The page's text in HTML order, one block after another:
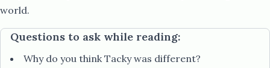
world.​​​​‌ ‍ ​‍​‍‌‍ ‌ ​‍‌‍‍‌‌‍‌ ‌‍‍‌‌‍ ‍​‍​‍​ ‍‍​‍​‍‌ ​ ‌‍​‌‌‍ ‍‌‍‍‌‌ ‌​‌ ‍‌​‍ ‍‌‍‍‌‌‍ ​‍​‍​‍ ​​‍​‍‌‍‍​‌ ​‍‌‍‌‌‌‍‌‍​‍​‍​ ‍‍​‍​‍‌‍‍​‌ ‌​‌ ‌​‌ ​​‌ ​ ​ ‍‍​‍ ​‍ ‌ ​​‌‍‍‌‌‍​ ‌ ‌​‌ ‌‌‌ ​‍‌‍‌‌‌‍​‍‌‍ ‌‍ ‌‍‍ ‌ ​‍‌‍‌‌‌ ‌‍‌‍‍‌‌‍‌‌‌ ‌ ​‍ ‍‌ ​ ‌‍​‌‌‍ ‍‌‍‍‌‌ ‌​‌ ‍‌​‍ ‍‌ ​ ‌ ‌​‌ ‌‌‌‍‌​‌‍‍‌‌‍ ​‍ ‌‍‍‌‌‍ ‍‌ ‌​‌‍‌‌‌‍ ‍‌ ‌​​‍ ‌‍‌‌‌‍‌​‌‍‍‌‌ ‌​​‍ ‌‍ ‌‌‍ ‌‍‌​‌‍‌‌​ ‌‌ ​​‌ ​‍‌‍‌‌‌ ​ ‌‍‌‌‌‍ ‍‌ ‌​‌‍​‌‌ ‌​‌‍‍‌‌‍ ‌‍ ‍​ ‍ ‌‍‍‌‌‍‌​​ ‌‌‍ ‌‌​ ‌ ‌‍​ ‍‌​ ​‍‌ ​ ‌​ ​‌‌‍‌‌ ​​‌ ​ ‌‌‌ ‌‍‌‍​ ‌‌‌ ​‍​ ‌‍‌‌‌​‌​‍ ‌ ‍​‌ ​ ‌ ​‍‌ ‍​‌​‍‍​ ‍ ‌ ‌​‌ ‍‌‌ ​​‌‍‌‌​ ‌‌ ​‍‌‍‌‌‌ ‌‍‌‍‍‌‌‍‌‌‌ ‌ ​ ‍ ‌ ​​‌‍​‌‌ ‌​‌‍‍​​ ‌‌‍​‍‌‍ ‌‍‌​‌ ‍‌​‍‌‌​ ‌‌‌​​‍‌‌ ‌‍‍ ‌‍‌‌‌ ‍‌​‍‌‌​ ​ ‌​‌​​‍‌‌​ ​ ‌​‌​​‍‌‌​ ​‍​ ​‍‌‍​‍‌‍ ​‌‍ ‌‍​ ‌‍‍ ​ ‌​​‍‌‌​ ​‍​ ​‍​‍‌‌​ ‌‌‌​‌​​‍ ‍‌‍​ ‌‍‍​‌‍‍‌‌‍ ​‌‍‌​‌ ​‍‌‍‌‌‌‍ ‍​‍‌‌​ ‌‌‌​​‍‌‌ ‌‍‍ ‌‍‌‌‌ ‍‌​‍‌‌​ ​ ‌​‌​​‍‌‌​ ​ ‌​‌​​‍‌‌​ ​‍​ ​‍‌ ​ ‌ ​​‌‍​‌‌‍ ‍​ ​‌​ ‌ ​ ‌ ​ ​​​ ​‍​ ‌​​ ‍‌​ ​‍​ ​ ​ ‍‌​ ‍​​ ‌​​ ​‌​ ​​​‍ ‍​ ​ ​ ​‍​ ​ ​ ​​​ ‌ ​ ​​​ ‌‌​ ‍‌​ ‍​​ ‌ ​ ‌ ​ ​​​ ‍‌​ ​‌​ ​‌​ ​​​ ‌​​‍‌‌​ ​‍​ ​‍​‍‌‌​ ‌‌‌​‌​​‍ ‍‌ ‌​‌‍‌‌‌ ‍​‌ ‌​​ ‌‍​‍‌‍​‌‌ ​ ‌‍‌‌‌‌‌‌‌ ​‍‌‍ ​​ ‌‌‍‍​‌ ‌​‌ ‌​‌ ​​‌ ​ ​‍‌‌​ ​ ‌​​‌​‍‌‌​ ​‍‌​‌‍​‍‌‌​ ​‍‌​‌‍‌ ​​‌‍‍‌‌‍​ ‌ ‌​‌ ‌‌‌ ​‍‌‍‌‌‌‍​‍‌‍ ‌‍ ‌‍‍ ‌ ​‍‌‍‌‌‌ ‌‍‌‍‍‌‌‍‌‌‌ ‌ ​‍ ‍‌ ​ ‌‍​‌‌‍ ‍‌‍‍‌‌ ‌​‌ ‍‌​‍ ‍‌ ​ ‌ ‌​‌ ‌‌‌‍‌​‌‍‍‌‌‍ ​‍‌‍‌‍‍‌‌‍‌​​ ‌‌‍ ‌‌​ ‌ ‌‍​ ‍‌​ ​‍‌ ​ ‌​ ​‌‌‍‌‌ ​​‌ ​ ‌‌‌ ‌‍‌‍​ ‌‌‌ ​‍​ ‌‍‌‌‌​‌​‍ ‌ ‍​‌ ​ ‌ ​‍‌ ‍​‌​‍‍​‍‌‍‌ ‌​‌ ‍‌‌ ​​‌‍‌‌​ ‌‌ ​‍‌‍‌‌‌ ‌‍‌‍‍‌‌‍‌‌‌ ‌ ​‍‌‍‌ ​​‌‍​‌‌ ‌​‌‍‍​​ ‌‌‍​‍‌‍ ‌‍‌​‌ ‍‌​‍‌‌​ ‌‌‌​​‍‌‌ ‌‍‍ ‌‍‌‌‌ ‍‌​‍‌‌​ ​ ‌​‌​​‍‌‌​ ​ ‌​‌​​‍‌‌​ ​‍​ ​‍‌‍​‍‌‍ ​‌‍ ‌‍​ ‌‍‍ ​ ‌​​‍‌‌​ ​‍​ ​‍​‍‌‌​ ‌‌‌​‌​​‍ ‍‌‍​ ‌‍‍​‌‍‍‌‌‍ ​‌‍‌​‌ ​‍‌‍‌‌‌‍ ‍​‍‌‌​ ‌‌‌​​‍‌‌ ‌‍‍ ‌‍‌‌‌ ‍‌​‍‌‌​ ​ ‌​‌​​‍‌‌​ ​ ‌​‌​​‍‌‌​ ​‍​ ​‍‌ ​ ‌ ​​‌‍​‌‌‍ ‍​ ​‌​ ‌ ​ ‌ ​ ​​​ ​‍​ ‌​​ ‍‌​ ​‍​ ​ ​ ‍‌​ ‍​​ ‌​​ ​‌​ ​​​‍ ‍​ ​ ​ ​‍​ ​ ​ ​​​ ‌ ​ ​​​ ‌‌​ ‍‌​ ‍​​ ‌ ​ ‌ ​ ​​​ ‍‌​ ​‌​ ​‌​ ​​​ ‌​​‍‌‌​ ​‍​ ​‍​‍‌‌​ ‌‌‌​‌​​‍ ‍‌ ‌​‌‍‌‌‌ ‍​‌ ‌​​‍‌‍‌ ​​‌‍‌‌‌ ​‍‌ ​ ‌ ​​‌‍‌‌‌‍​ ‌ ‌​‌‍‍‌‌ ‌‍‌‍‌‌​ ‌‌ ​​‌ ‌‌‌‍​‍‌‍ ​‌‍‍‌‌ ​ ‌‍‍​‌‍‌‌‌‍‌​​‍​‍‌ ‌
Questions to ask while reading:
Why do you think Tacky was different?​​​​‌ ‍ ​‍​‍‌‍ ‌ ​‍‌‍‍‌‌‍‌ ‌‍‍‌‌‍ ‍​‍​‍​ ‍‍​‍​‍‌ ​ ‌‍​‌‌‍ ‍‌‍‍‌‌ ‌​‌ ‍‌​‍ ‍‌‍‍‌‌‍ ​‍​‍​‍ ​​‍​‍‌‍‍​‌ ​‍‌‍‌‌‌‍‌‍​‍​‍​ ‍‍​‍​‍‌‍‍​‌ ‌​‌ ‌​‌ ​​‌ ​ ​ ‍‍​‍ ​‍ ‌ ​​‌‍‍‌‌‍​ ‌ ‌​‌ ‌‌‌ ​‍‌‍‌‌‌‍​‍‌‍ ‌‍ ‌‍‍ ‌ ​‍‌‍‌‌‌ ‌‍‌‍‍‌‌‍‌‌‌ ‌ ​‍ ‍‌ ​ ‌‍​‌‌‍ ‍‌‍‍‌‌ ‌​‌ ‍‌​‍ ‍‌ ​ ‌ ‌​‌ ‌‌‌‍‌​‌‍‍‌‌‍ ​‍ ‌‍‍‌‌‍ ‍‌ ‌​‌‍‌‌‌‍ ‍‌ ‌​​‍ ‌‍‌‌‌‍‌​‌‍‍‌‌ ‌​​‍ ‌‍ ‌‌‍ ‌‍‌​‌‍‌‌​ ‌‌ ​​‌ ​‍‌‍‌‌‌ ​ ‌‍‌‌‌‍ ‍‌ ‌​‌‍​‌‌ ‌​‌‍‍‌‌‍ ‌‍ ‍​ ‍ ‌‍‍‌‌‍‌​​ ‌‌‍ ‌‌​ ‌ ‌‍​ ‍‌​ ​‍‌ ​ ‌​ ​‌‌‍‌‌ ​​‌ ​ ‌‌‌ ‌‍‌‍​ ‌‌‌ ​‍​ ‌‍‌‌‌​‌​‍ ‌ ‍​‌ ​ ‌ ​‍‌ ‍​‌​‍‍​ ‍ ‌ ‌​‌ ‍‌‌ ​​‌‍‌‌​ ‌‌ ​‍‌‍‌‌‌ ‌‍‌‍‍‌‌‍‌‌‌ ‌ ​ ‍ ‌ ​​‌‍​‌‌ ‌​‌‍‍​​ ‌‌‍​‍‌‍ ‌‍‌​‌ ‍‌​‍‌‌​ ‌‌‌​​‍‌‌ ‌‍‍ ‌‍‌‌‌ ‍‌​‍‌‌​ ​ ‌​‌​​‍‌‌​ ​ ‌​‌​​‍‌‌​ ​‍​ ​‍‌ ​‍‌‍‌‌‌‍​‌‌‍‌​‌‍‍‌‌‍ ‍‌‍‌ ‌‌​‌‌ ‌‌‌‍‌‌‌ ​ ‌ ‌​‌‍‍‌‌‍ ‌‍ ‍‌ ​ ​‍‌‌​ ​‍​ ​‍​‍‌‌​ ‌‌‌​‌​​‍ ‍‌ ​‌‌ ‌‌‌‍‌‌‌ ​ ‌ ‌​‌‍‍‌‌‍ ‌‍ ‍‌ ​ ​‍‌‌​ ‌‌‌​​‍​ ​​​‍‌‌​ ‌‌‌​‌​​ ‌‍​‍‌‍​‌‌ ​ ‌‍‌‌‌‌‌‌‌ ​‍‌‍ ​​ ‌‌‍‍​‌ ‌​‌ ‌​‌ ​​‌ ​ ​‍‌‌​ ​ ‌​​‌​‍‌‌​ ​‍‌​‌‍​‍‌‌​ ​‍‌​‌‍‌ ​​‌‍‍‌‌‍​ ‌ ‌​‌ ‌‌‌ ​‍‌‍‌‌‌‍​‍‌‍ ‌‍ ‌‍‍ ‌ ​‍‌‍‌‌‌ ‌‍‌‍‍‌‌‍‌‌‌ ‌ ​‍ ‍‌ ​ ‌‍​‌‌‍ ‍‌‍‍‌‌ ‌​‌ ‍‌​‍ ‍‌ ​ ‌ ‌​‌ ‌‌‌‍‌​‌‍‍‌‌‍ ​‍‌‍‌‍‍‌‌‍‌​​ ‌‌‍ ‌‌​ ‌ ‌‍​ ‍‌​ ​‍‌ ​ ‌​ ​‌‌‍‌‌ ​​‌ ​ ‌‌‌ ‌‍‌‍​ ‌‌‌ ​‍​ ‌‍‌‌‌​‌​‍ ‌ ‍​‌ ​ ‌ ​‍‌ ‍​‌​‍‍​‍‌‍‌ ‌​‌ ‍‌‌ ​​‌‍‌‌​ ‌‌ ​‍‌‍‌‌‌ ‌‍‌‍‍‌‌‍‌‌‌ ‌ ​‍‌‍‌ ​​‌‍​‌‌ ‌​‌‍‍​​ ‌‌‍​‍‌‍ ‌‍‌​‌ ‍‌​‍‌‌​ ‌‌‌​​‍‌‌ ‌‍‍ ‌‍‌‌‌ ‍‌​‍‌‌​ ​ ‌​‌​​‍‌‌​ ​ ‌​‌​​‍‌‌​ ​‍​ ​‍‌ ​‍‌‍‌‌‌‍​‌‌‍‌​‌‍‍‌‌‍ ‍‌‍‌ ‌‌​‌‌ ‌‌‌‍‌‌‌ ​ ‌ ‌​‌‍‍‌‌‍ ‌‍ ‍‌ ​ ​‍‌‌​ ​‍​ ​‍​‍‌‌​ ‌‌‌​‌​​‍ ‍‌ ​‌‌ ‌‌‌‍‌‌‌ ​ ‌ ‌​‌‍‍‌‌‍ ‌‍ ‍‌ ​ ​‍‌‌​ ‌‌‌​​‍​ ​​​‍‌‌​ ‌‌‌​‌​​‍‌‍‌ ​​‌‍‌‌‌ ​‍‌ ​ ‌ ​​‌‍‌‌‌‍​ ‌ ‌​‌‍‍‌‌ ‌‍‌‍‌‌​ ‌‌ ​​‌ ‌‌‌‍​‍‌‍ ​‌‍‍‌‌ ​ ‌‍‍​‌‍‌‌‌‍‌​​‍​‍‌ ‌